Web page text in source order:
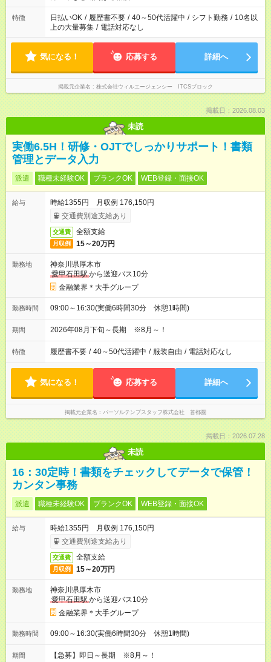
特徴 日払いOK / 履歴書不要 / 40～50代活躍中 / シフト勤務 / 10名以
上の大量募集 / 電話対応なし
気になる！ 応募する 詳細へ
掲載元企業名 株式会社ウィルエージェンシー ITCSブロック
掲載日：2026.08.03
未読
実働6.5H！研修・OJTでしっかりサポート！書類
管理とデータ入力
派遣 職種未経験OK ブランクOK WEB登録・面接OK
給与
時給1355円 月収例 176,150円
交通費別途支給あり
交通費 全額支給
月収例 15～20万円
勤務地
神奈川県厚木市
愛甲石田駅から送迎バス10分
金融業界＊大手グループ
勤務時間 09:00～16:30(実働6時間30分 休憩1時間)
期間 2026年08月下旬～長期 ※8月～！
特徴 履歴書不要 / 40～50代活躍中 / 服装自由 / 電話対応なし
気になる！ 応募する 詳細へ
掲載元企業名 パーソルテンプスタッフ株式会社 首都圏
掲載日：2026.07.28
未読
16：30定時！書類をチェックしてデータで保管！
カンタン事務
派遣 職種未経験OK ブランクOK WEB登録・面接OK
給与
時給1355円 月収例 176,150円
交通費別途支給あり
交通費 全額支給
月収例 15～20万円
勤務地
神奈川県厚木市
愛甲石田駅から送迎バス10分
金融業界＊大手グループ
勤務時間 09:00～16:30(実働6時間30分 休憩1時間)
期間 【急募】即日～長期 ※8月～！